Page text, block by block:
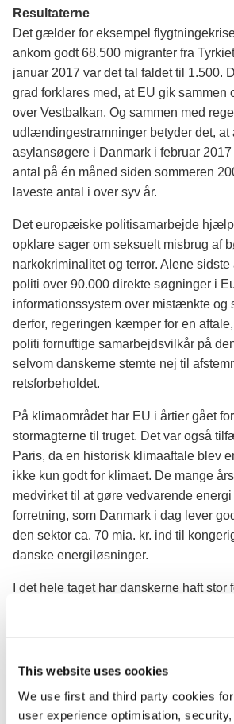
This website uses cookies
We use first and third party cookies
user experience optimisation,
Resultaterne
Det gælder for eksempel
ankom godt 68.500 migranter fra
januar 2017 var det tal faldet til 1.500.
grad forklares med, at EU gik sammen
over Vestbalkan. Og sammen med
udlændingestramninger betyder det, at
asylansøgere i Danmark i februar
antal på én måned siden sommeren
laveste antal i over syv år.
Det europæiske politisamarbejde
opklare sager om seksuelt misbrug af
narkokriminalitet og terror. Alene
politi over 90.000 direkte søgninger i
informationssystem over mistænkte og
derfor, regeringen kæmper for en
politi fornuftige samarbejdsvilkår på
selvom danskerne stemte nej til
retsforbeholdet.
På klimaområdet har EU i årtier gået
stormagterne til truget. Det var også
Paris, da en historisk klimaaftale blev
ikke kun godt for klimaet. De mange
medvirket til at gøre vedvarende energi
forretning, som Danmark i dag lever
den sektor ca. 70 mia. kr. ind til
danske energiløsninger.
I det hele taget har danskerne haft stor
kr. Og Dansk Industri skønner, at en
arbejdspladser er afhængige af det